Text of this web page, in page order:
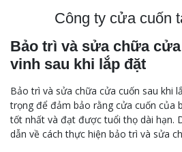
Công ty cửa cuốn
Bảo trì và sửa chữa
vinh sau khi lắp đặt
Bảo trì và sửa chữa cửa cuốn sau khi
trọng để đảm bảo rằng cửa cuốn của
tốt nhất và đạt được tuổi thọ dài hạn.
dẫn về cách thực hiện bảo trì và sửa